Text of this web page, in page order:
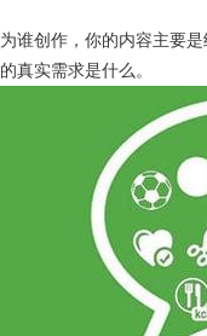
谁创作，你的内容主要
真实需求是什么。